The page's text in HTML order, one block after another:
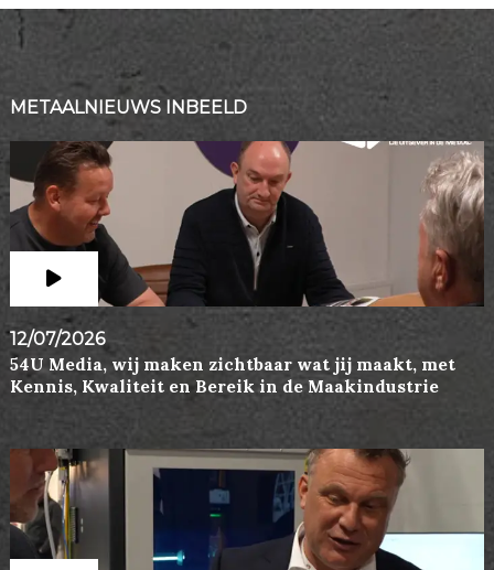
METAALNIEUWS INBEELD
12/07/2026
54U Media, wij maken zichtbaar wat jij maakt, met
Kennis, Kwaliteit en Bereik in de Maakindustrie